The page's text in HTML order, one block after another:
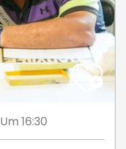
Um 16:30